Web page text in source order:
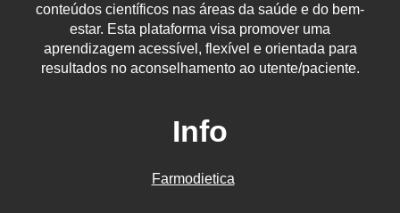
conteúdos científicos nas áreas da saúde e do bem-
estar. Esta plataforma visa promover uma
aprendizagem acessível, flexível e orientada para
resultados no aconselhamento ao utente/paciente.
Info
Farmodietica